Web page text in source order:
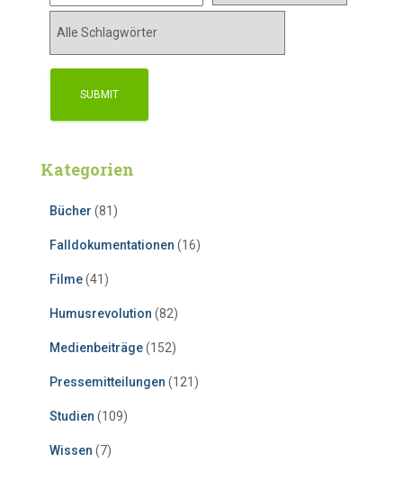
Kategorien
Bücher (81)
Falldokumentationen (16)
Filme(41)
Humusrevolution (82)
Medienbeiträge(152)
Pressemitteilungen (121)
Studien (109)
Wissen (7)